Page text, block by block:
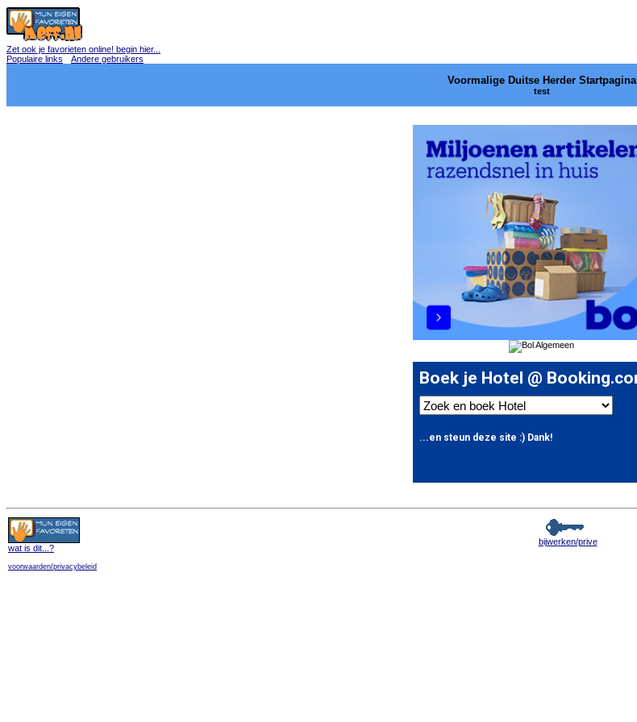
Zet ook je favorieten online! begin hier...
Populaire links
Andere gebruikers
Voormalige Duitse Herder Startpagina
test
wat is dit ...?
voorwaarden/privacybeleid
bijwerken/prive